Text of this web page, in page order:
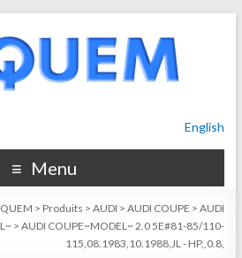
English
Menu
> Produits >AUDI >AUDI COUPE >AUDI
>AUDI COUPE~MODEL~ 2.0 5E#81-85/110-
115,08.1983,10.1988,JL - HP,,0.8,